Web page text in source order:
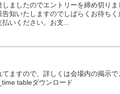
ましたのでエントリーを締め切りま
知いたしますのでしばらくお待ちく
いください。お支...
ますので、詳しくは会場内の掲示で
tableダウンロード